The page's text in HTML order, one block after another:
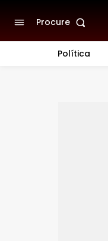
Procure
Política